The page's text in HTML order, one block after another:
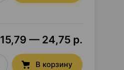
15,79 — 24,75 р.
В корзину